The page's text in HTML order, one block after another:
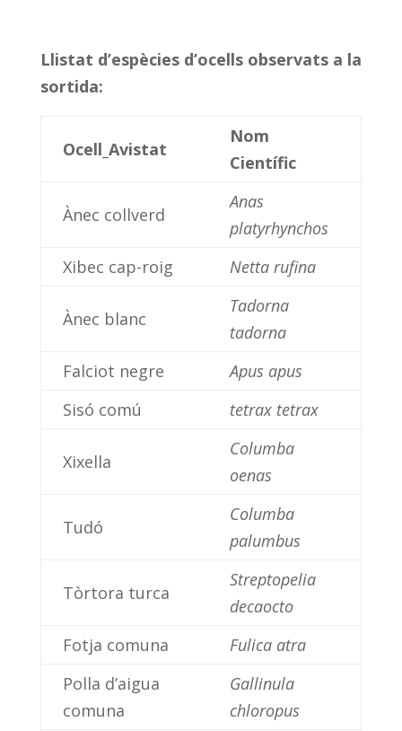
Llistat d’espècies d’ocells observats a la
sortida:
Ocell_Avistat
Nom
Científic
Ànec collverd
Anas
platyrhynchos
Xibec cap-roig
Netta rufina
Ànec blanc
Tadorna
tadorna
Falciot negre
Apus apus
Sisó comú
tetrax tetrax
Xixella
Columba
oenas
Tudó
Columba
palumbus
Tòrtora turca
Streptopelia
decaocto
Fotja comuna
Fulica atra
Polla d’aigua
comuna
Gallinula
chloropus